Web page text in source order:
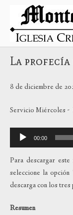
contenido
Inicio
La profecía
8 de diciembre de
Servicio Miércoles -
Reproductor
de
audio
00:00
Para descargar este
seleccione la
descarga con los tres
Resumen